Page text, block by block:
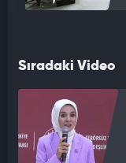
Sıradaki Video